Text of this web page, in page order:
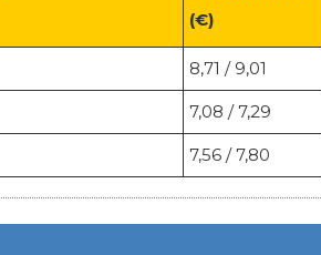
(€)
8,71 / 9,01
7,08 / 7,29
7,56 / 7,80